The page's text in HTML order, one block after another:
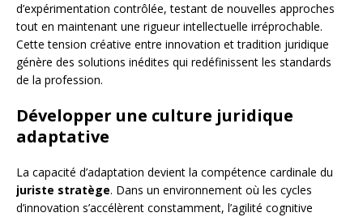
d’expérimentation contrôlée, testant de nouvelles approches
tout en maintenant une rigueur intellectuelle irréprochable.
Cette tension créative entre innovation et tradition juridique
génère des solutions inédites qui redéfinissent les standards
de la profession.
Développer une culture juridique
adaptative
La capacité d’adaptation devient la compétence cardinale du
juriste stratège. Dans un environnement où les cycles
d’innovation s’accélèrent constamment, l’agilité cognitive